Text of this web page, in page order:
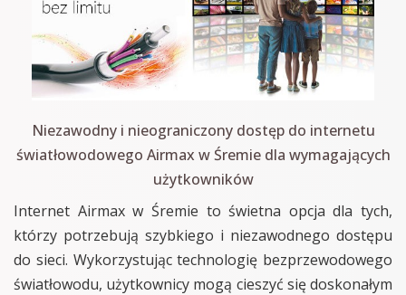
Niezawodny i nieograniczony dostęp do internetu
światłowodowego Airmax w Śremie dla wymagających
użytkowników
Internet Airmax w Śremie to świetna opcja dla tych,
którzy potrzebują szybkiego i niezawodnego dostępu
do sieci. Wykorzystując technologię bezprzewodowego
światłowodu, użytkownicy mogą cieszyć się doskonałym